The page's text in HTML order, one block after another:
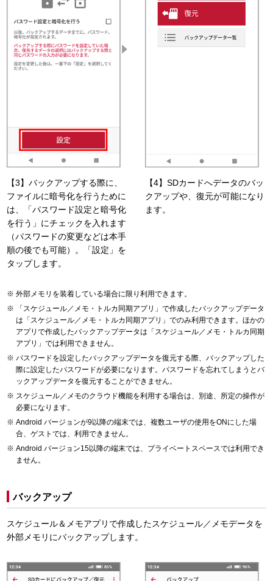
【3】バックアップする際に、
ファイルに暗号化を行うために
は、「パスワード設定と暗号化
を行う」にチェックを入れます
（パスワードの変更などは本手
順の後でも可能）。「設定」を
タップします。
【4】SDカードへデータのバッ
クアップや、復元が可能になり
ます。
外部メモリを装着している場合に限り利用できます。
「スケジュール／メモ・トルカ同期アプリ」で作成したバックアップデータ
は「スケジュール／メモ・トルカ同期アプリ」でのみ利用できます。ほかの
アプリで作成したバックアップデータは「スケジュール／メモ・トルカ同期
アプリ」では利用できません。
パスワードを設定したバックアップデータを復元する際、バックアップした
際に設定したパスワードが必要になります。パスワードを忘れてしまうとバ
ックアップデータを復元することができません。
スケジュール／メモのクラウド機能を利用する場合は、別途、所定の操作が
必要になります。
Android バージョンが9以降の端末では、複数ユーザの使用をONにした場
合、ゲストでは、利用できません。
Android バージョン15以降の端末では、プライベートスペースでは利用でき
ません。
バックアップ
スケジュール＆メモアプリで作成したスケジュール／メモデータを
外部メモリにバックアップします。